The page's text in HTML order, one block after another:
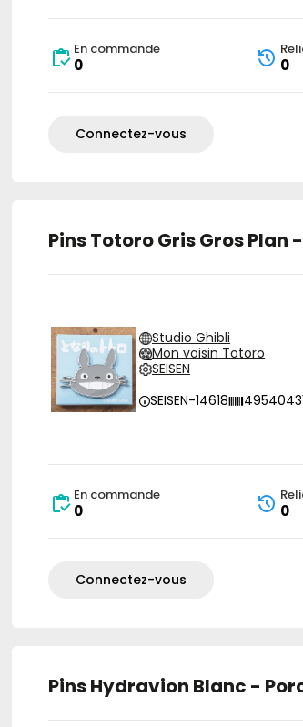
En commande
0 0
Connectez-vous
Pins Totoro Gris Gros Plan
Studio Ghibli
Mon voisin Totoro
SEISEN
SEISEN-14618
En commande
0 0
Connectez-vous
Pins Hydravion Blanc -